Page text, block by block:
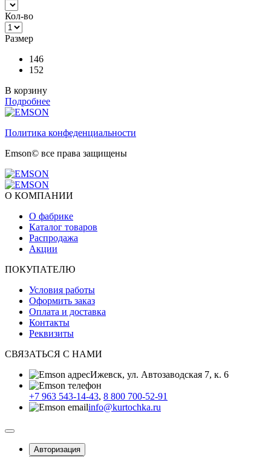
Кол-во
Размер
146
152
В корзину
Подробнее
Политика конфеденциальности
Emson© все права защищены
О КОМПАНИИ
О фабрике
Каталог товаров
Распродажа
Акции
ПОКУПАТЕЛЮ
Условия работы
Оформить заказ
Оплата и доставка
Контакты
Реквизиты
СВЯЗАТЬСЯ С НАМИ
Ижевск, ул. Автозаводская 7, к. 6
+7 963 543-14-43, 8 800 700-52-91
info@kurtochka.ru
Авторизация